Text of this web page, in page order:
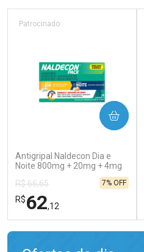
Antigripal Naldecon Dia e
Noite 800mg + 20mg + 4mg
Patrocinado
R$ 66,65
R$62,12
7% OFF
COMPRAR